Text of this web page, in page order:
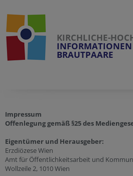
KIRCHLICHE-
INFORMATIONEN
BRAUTPAARE
Impressum
Offenlegung gemäß §25 des
Eigentümer und Herausgeber:
Erzdiözese Wien
Amt für Öffentlichkeitsarbeit und
Wollzeile 2, 1010 Wien